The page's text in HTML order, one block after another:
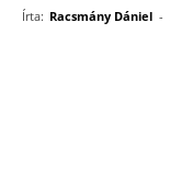
Írta: Racsmány Dániel -